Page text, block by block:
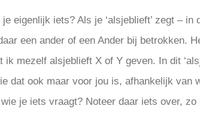
eigenlijk iets? Als je ‘alsjeblieft’ zegt –
een ander of een Ander bij betrokken.
ik mezelf alsjeblieft X of Y geven. In dit
dat ook maar voor jou is, afhankelijk van
je iets vraagt? Noteer daar iets over,